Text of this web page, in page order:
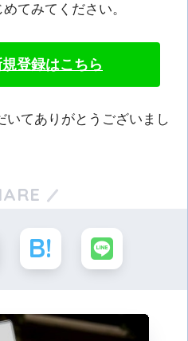
てみてください。
登録はこちら
いてありがとうございまし